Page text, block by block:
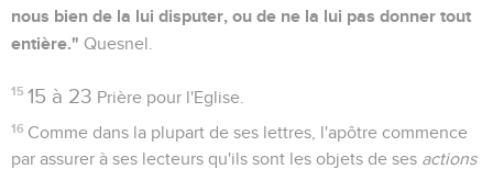
nous bien de la lui disputer, ou de ne la lui pas donner tout
entière." Quesnel.
15 15 à 23 Prière pour l'Eglise.
16 Comme dans la plupart de ses lettres, l'apôtre commence
par assurer à ses lecteurs qu'ils sont les objets de ses actions